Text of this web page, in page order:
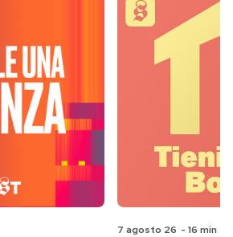
7 agosto 26 - 16 min